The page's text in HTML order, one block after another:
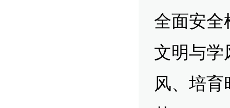
全面安全
文明与学
风、培